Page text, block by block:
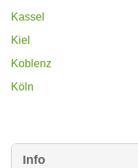
Info
Kassel
Kiel
Koblenz
Köln